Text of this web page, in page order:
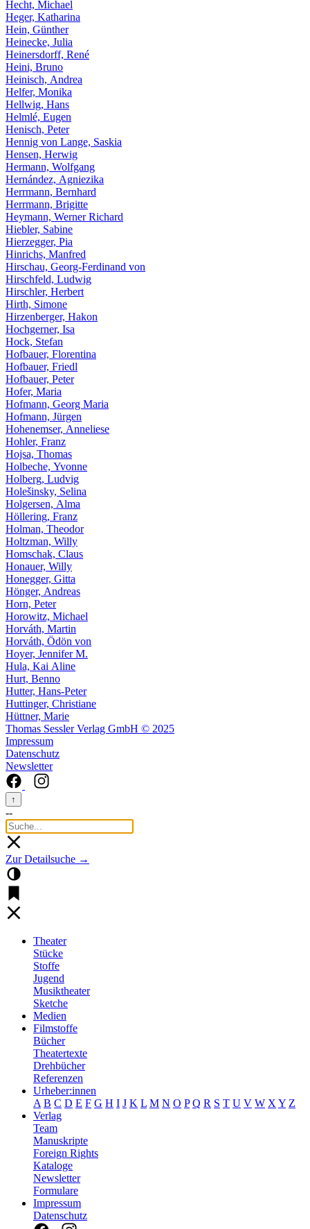
Hecht, Michael
Heger, Katharina
Hein, Günther
Heinecke, Julia
Heinersdorff, René
Heini, Bruno
Heinisch, Andrea
Helfer, Monika
Hellwig, Hans
Helmlé, Eugen
Henisch, Peter
Hennig von Lange, Saskia
Hensen, Herwig
Hermann, Wolfgang
Hernández, Agniezika
Herrmann, Bernhard
Herrmann, Brigitte
Heymann, Werner Richard
Hiebler, Sabine
Hierzegger, Pia
Hinrichs, Manfred
Hirschau, Georg-Ferdinand von
Hirschfeld, Ludwig
Hirschler, Herbert
Hirth, Simone
Hirzenberger, Hakon
Hochgerner, Isa
Hock, Stefan
Hofbauer, Florentina
Hofbauer, Friedl
Hofbauer, Peter
Hofer, Maria
Hofmann, Georg Maria
Hofmann, Jürgen
Hohenemser, Anneliese
Hohler, Franz
Hojsa, Thomas
Holbeche, Yvonne
Holberg, Ludvig
Holešinsky, Selina
Holgersen, Alma
Höllering, Franz
Holman, Theodor
Holtzman, Willy
Homschak, Claus
Honauer, Willy
Honegger, Gitta
Hönger, Andreas
Horn, Peter
Horowitz, Michael
Horváth, Martin
Horváth, Ödön von
Hoyer, Jennifer M.
Hula, Kai Aline
Hurt, Benno
Hutter, Hans-Peter
Huttinger, Christiane
Hüttner, Marie
Thomas Sessler Verlag GmbH © 2025
Impressum
Datenschutz
Newsletter
↑
--
Zur Detailsuche →
Theater
Stücke
Stoffe
Jugend
Musiktheater
Sketche
Medien
Filmstoffe
Bücher
Theatertexte
Drehbücher
Referenzen
Urheber:innen
A B C D E F G H I J K L M N O P Q R S T U V W X Y Z
Verlag
Team
Manuskripte
Foreign Rights
Kataloge
Newsletter
Formulare
Impressum
Datenschutz